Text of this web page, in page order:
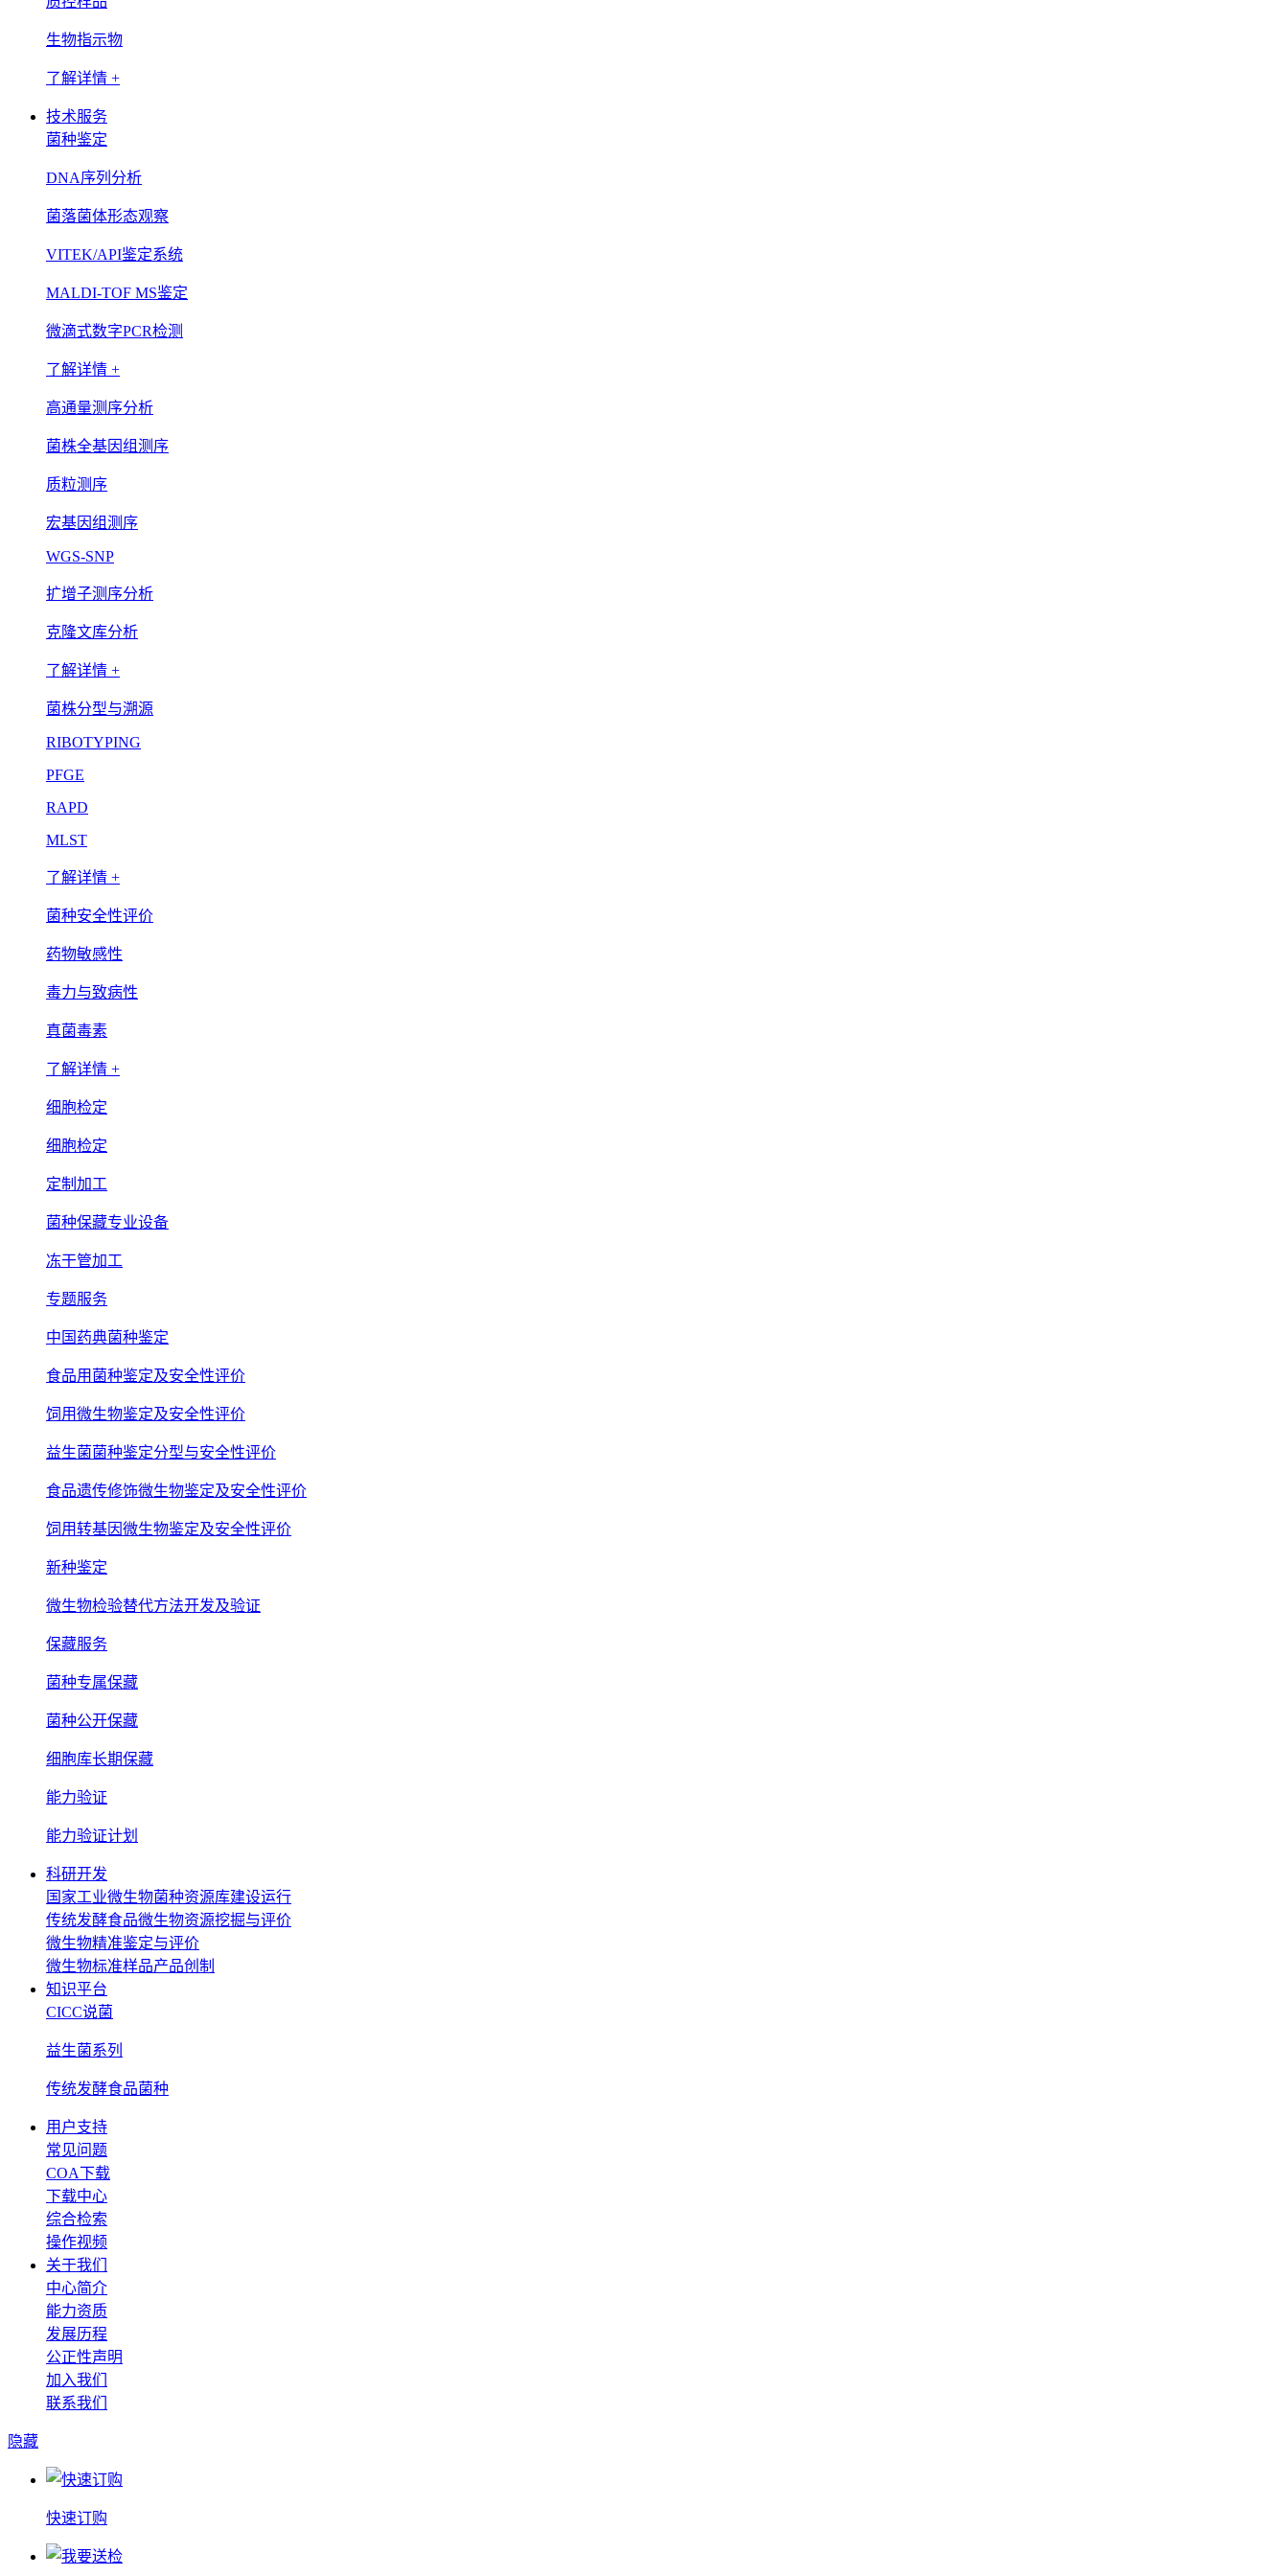
生物指示物
了解详情 +
技术服务
菌种鉴定
DNA序列分析
菌落菌体形态观察
VITEK/API鉴定系统
MALDI-TOF MS鉴定
微滴式数字PCR检测
了解详情 +
高通量测序分析
菌株全基因组测序
质粒测序
宏基因组测序
WGS-SNP
扩增子测序分析
克隆文库分析
了解详情 +
菌株分型与溯源
RIBOTYPING
PFGE
RAPD
MLST
了解详情 +
菌种安全性评价
药物敏感性
毒力与致病性
真菌毒素
了解详情 +
细胞检定
细胞检定
定制加工
菌种保藏专业设备
冻干管加工
专题服务
中国药典菌种鉴定
食品用菌种鉴定及安全性评价
饲用微生物鉴定及安全性评价
益生菌菌种鉴定分型与安全性评价
食品遗传修饰微生物鉴定及安全性评价
饲用转基因微生物鉴定及安全性评价
新种鉴定
微生物检验替代方法开发及验证
保藏服务
菌种专属保藏
菌种公开保藏
细胞库长期保藏
能力验证
能力验证计划
科研开发
国家工业微生物菌种资源库建设运行
传统发酵食品微生物资源挖掘与评价
微生物精准鉴定与评价
微生物标准样品产品创制
知识平台
CICC说菌
益生菌系列
传统发酵食品菌种
用户支持
常见问题
COA下载
下载中心
综合检索
操作视频
关于我们
中心简介
能力资质
发展历程
公正性声明
加入我们
联系我们
隐藏
快速订购